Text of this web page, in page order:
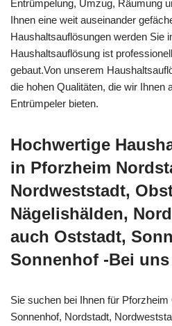
Entrümpelung, Umzug, Räumung
Ihnen eine weit auseinander
Haushaltsauflösungen werden Sie
Haushaltsauflösung ist
gebaut.Von unserem
die hohen Qualitäten, die wir Ihnen
Entrümpeler bieten.
Hochwertige
in Pforzheim
Nordweststadt,
Nägelishälden,
auch Oststadt,
Sonnenhof -Bei
Sie suchen bei Ihnen für
Sonnenhof, Nordstadt,